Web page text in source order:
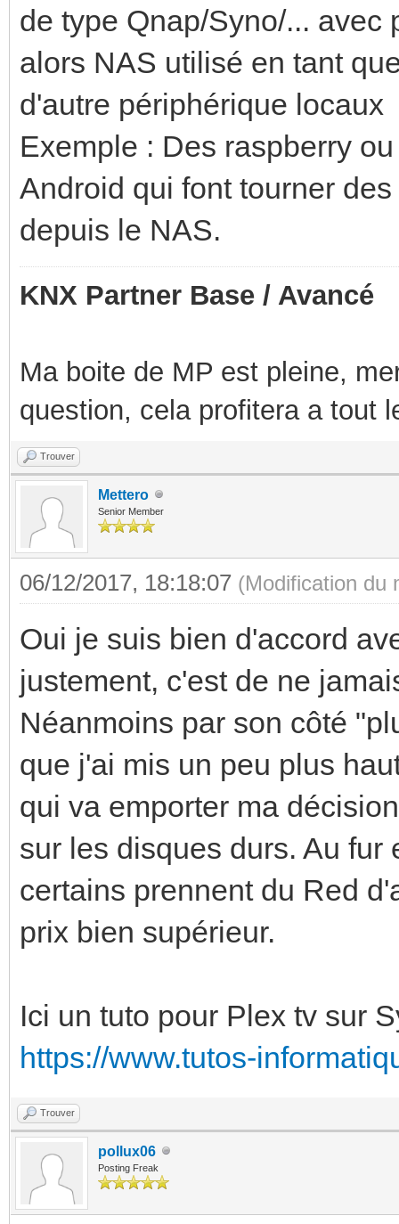
de type Qnap/Syno/...
alors NAS utilisé en tant
d'autre périphérique locaux
Exemple : Des raspberry
Android qui font tourner
depuis le NAS.
KNX Partner Base / Avancé
Ma boite de MP est pleine,
question, cela profitera a tout
Trouver
Mettero
Senior Member
06/12/2017, 18:18:07 (Modification du
Oui je suis bien d'accord
justement, c'est de ne
Néanmoins par son côté
que j'ai mis un peu plus
qui va emporter ma
sur les disques durs. Au
certains prennent du Red
prix bien supérieur.
Ici un tuto pour Plex tv sur
https://www.tutos-
Trouver
pollux06
Posting Freak